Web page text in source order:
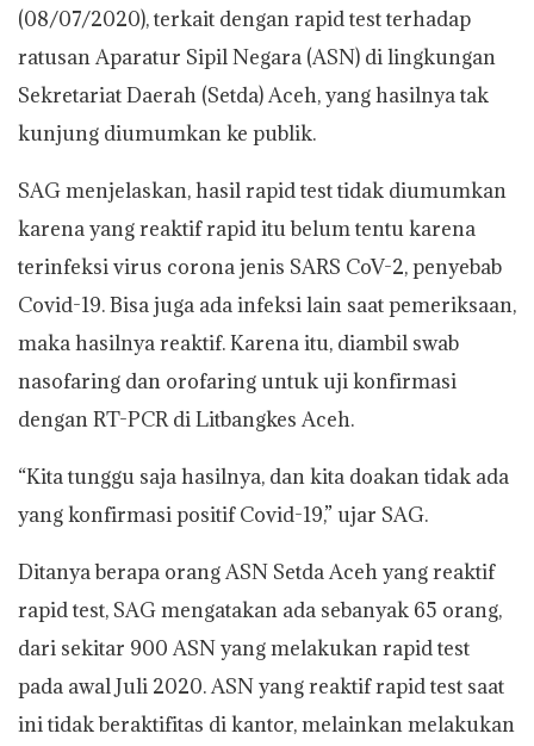
(08/07/2020), terkait dengan rapid test terhadap
ratusan Aparatur Sipil Negara (ASN) di lingkungan
Sekretariat Daerah (Setda) Aceh, yang hasilnya tak
kunjung diumumkan ke publik.
SAG menjelaskan, hasil rapid test tidak diumumkan
karena yang reaktif rapid itu belum tentu karena
terinfeksi virus corona jenis SARS CoV-2, penyebab
Covid-19. Bisa juga ada infeksi lain saat pemeriksaan,
maka hasilnya reaktif. Karena itu, diambil swab
nasofaring dan orofaring untuk uji konfirmasi
dengan RT-PCR di Litbangkes Aceh.
“Kita tunggu saja hasilnya, dan kita doakan tidak ada
yang konfirmasi positif Covid-19,” ujar SAG.
Ditanya berapa orang ASN Setda Aceh yang reaktif
rapid test, SAG mengatakan ada sebanyak 65 orang,
dari sekitar 900 ASN yang melakukan rapid test
pada awal Juli 2020. ASN yang reaktif rapid test saat
ini tidak beraktifitas di kantor, melainkan melakukan